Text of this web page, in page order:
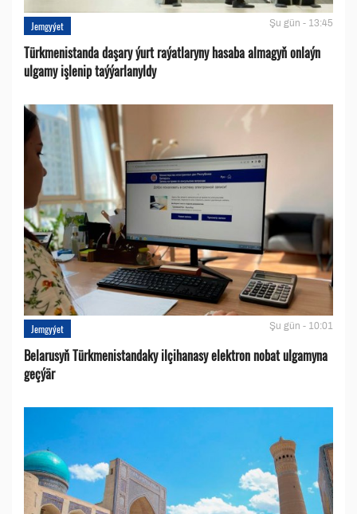
Jemgyýet Şu gün - 13:45
Türkmenistanda daşary ýurt raýatlaryny hasaba almagyň onlaýn
ulgamy işlenip taýýarlanyldy
Jemgyýet Şu gün - 10:01
Belarusyň Türkmenistandaky ilçihanasy elektron nobat ulgamyna
geçýär